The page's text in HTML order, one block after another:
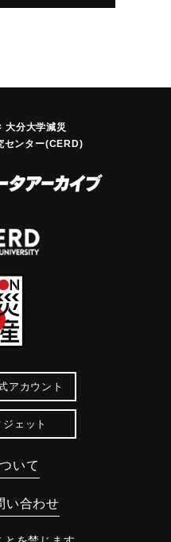
大分大学減災
センター(CERD)
アカウント
ェット
いて
い合わせ